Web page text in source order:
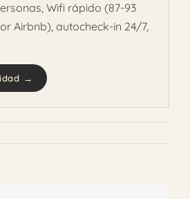
Wifi rápido (87-93
Airbnb), autocheck-in 24/7,
→